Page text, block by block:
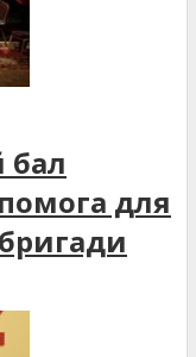
бал
для